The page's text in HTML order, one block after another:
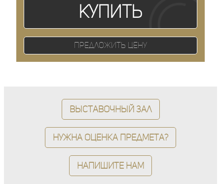
Купить
Предложить цену
Выставочный зал
Нужна оценка предмета?
Напишите нам